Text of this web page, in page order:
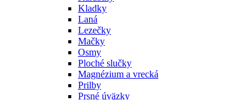
Kladky
Laná
Lezečky
Mačky
Osmy
Ploché slučky
Magnézium a vrecká
Prilby
Prsné úväzky